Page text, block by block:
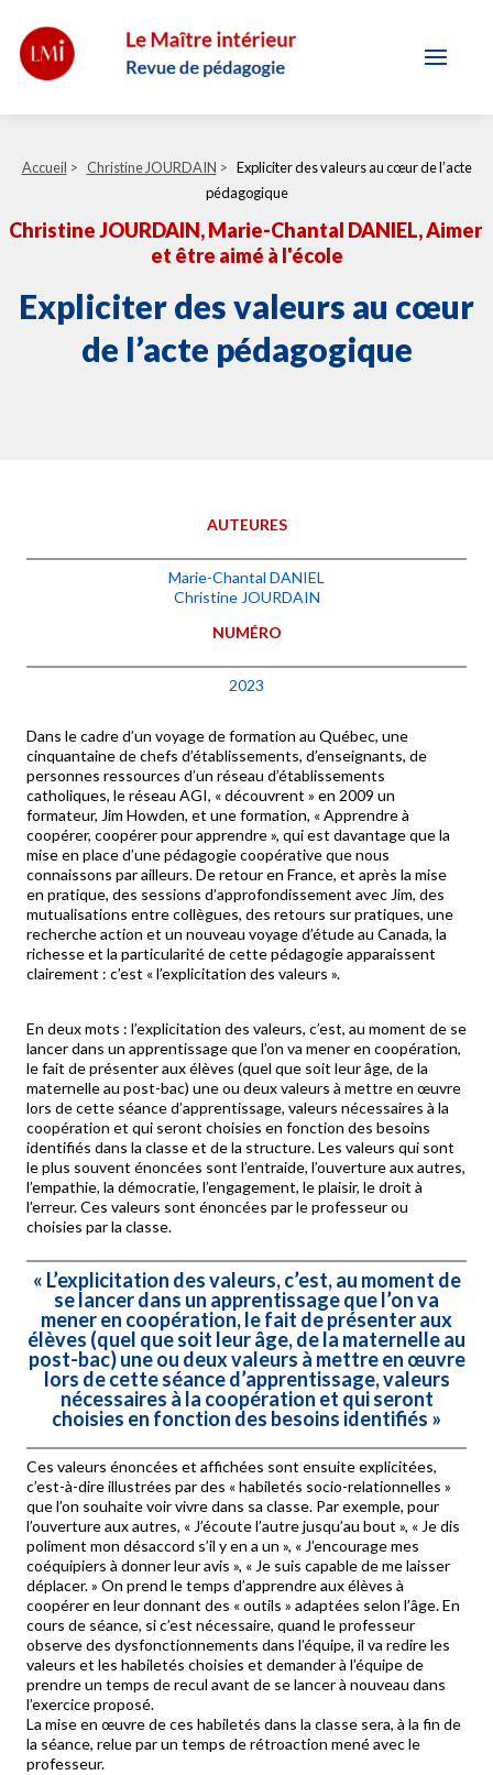
Accueil > Christine JOURDAIN > Expliciter des valeurs au cœur de l’acte
pédagogique
Christine JOURDAIN, Marie-Chantal DANIEL, Aimer
et être aimé à l'école
Expliciter des valeurs au cœur
de l’acte pédagogique
AUTEURES
Marie-Chantal DANIEL
Christine JOURDAIN
NUMÉRO
2023
Dans le cadre d’un voyage de formation au Québec, une
cinquantaine de chefs d’établissements, d’enseignants, de
personnes ressources d’un réseau d’établissements
catholiques, le réseau AGI, « découvrent » en 2009 un
formateur, Jim Howden, et une formation, « Apprendre à
coopérer, coopérer pour apprendre », qui est davantage que la
mise en place d’une pédagogie coopérative que nous
connaissons par ailleurs. De retour en France, et après la mise
en pratique, des sessions d’approfondissement avec Jim, des
mutualisations entre collègues, des retours sur pratiques, une
recherche action et un nouveau voyage d’étude au Canada, la
richesse et la particularité de cette pédagogie apparaissent
clairement : c’est « l’explicitation des valeurs ».
En deux mots : l’explicitation des valeurs, c’est, au moment de se
lancer dans un apprentissage que l’on va mener en coopération,
le fait de présenter aux élèves (quel que soit leur âge, de la
maternelle au post-bac) une ou deux valeurs à mettre en œuvre
lors de cette séance d’apprentissage, valeurs nécessaires à la
coopération et qui seront choisies en fonction des besoins
identifiés dans la classe et de la structure. Les valeurs qui sont
le plus souvent énoncées sont l’entraide, l’ouverture aux autres,
l’empathie, la démocratie, l’engagement, le plaisir, le droit à
l’erreur. Ces valeurs sont énoncées par le professeur ou
choisies par la classe.
« L’explicitation des valeurs, c’est, au moment de
se lancer dans un apprentissage que l’on va
mener en coopération, le fait de présenter aux
élèves (quel que soit leur âge, de la maternelle au
post-bac) une ou deux valeurs à mettre en œuvre
lors de cette séance d’apprentissage, valeurs
nécessaires à la coopération et qui seront
choisies en fonction des besoins identifiés »
Ces valeurs énoncées et affichées sont ensuite explicitées,
c’est-à-dire illustrées par des « habiletés socio-relationnelles »
que l’on souhaite voir vivre dans sa classe. Par exemple, pour
l’ouverture aux autres, « J’écoute l’autre jusqu’au bout », « Je dis
poliment mon désaccord s’il y en a un », « J’encourage mes
coéquipiers à donner leur avis », « Je suis capable de me laisser
déplacer. » On prend le temps d’apprendre aux élèves à
coopérer en leur donnant des « outils » adaptées selon l’âge. En
cours de séance, si c’est nécessaire, quand le professeur
observe des dysfonctionnements dans l’équipe, il va redire les
valeurs et les habiletés choisies et demander à l’équipe de
prendre un temps de recul avant de se lancer à nouveau dans
l’exercice proposé.
La mise en œuvre de ces habiletés dans la classe sera, à la fin de
la séance, relue par un temps de rétroaction mené avec le
professeur.